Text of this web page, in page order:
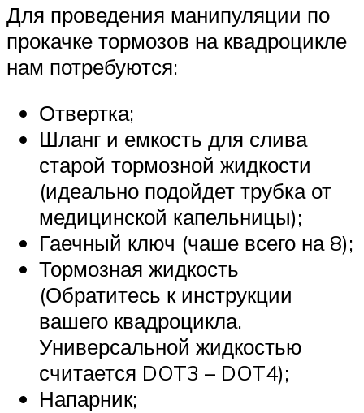
Для проведения манипуляции по
прокачке тормозов на квадроцикле
нам потребуются:
Отвертка;
Шланг и емкость для слива
старой тормозной жидкости
(идеально подойдет трубка от
медицинской капельницы);
Гаечный ключ (чаше всего на 8);
Тормозная жидкость
(Обратитесь к инструкции
вашего квадроцикла.
Универсальной жидкостью
считается DOT3 – DOT4);
Напарник;